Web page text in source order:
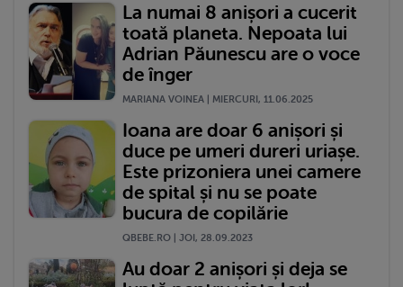
La numai 8 anișori a cucerit
toată planeta. Nepoata lui
Adrian Păunescu are o voce
de înger
MARIANA VOINEA | MIERCURI, 11.06.2025
Ioana are doar 6 anișori și
duce pe umeri dureri uriașe.
Este prizoniera unei camere
de spital și nu se poate
bucura de copilărie
QBEBE.RO | JOI, 28.09.2023
Au doar 2 anișori și deja se